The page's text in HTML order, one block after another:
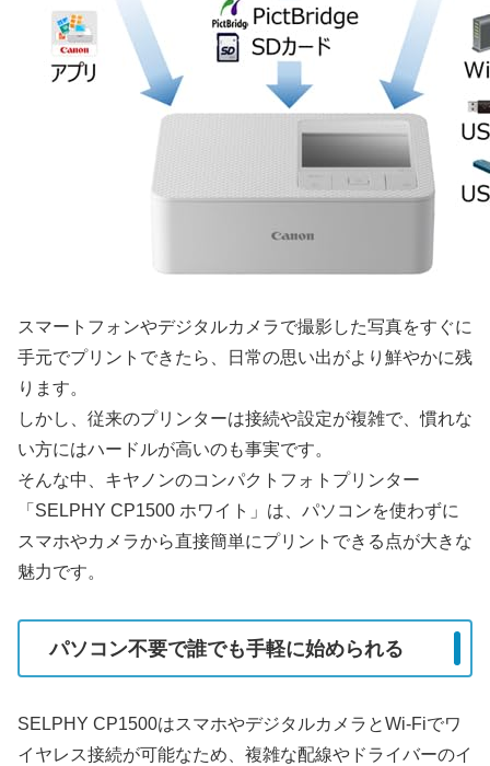
スマートフォンやデジタルカメラで撮影した写真をすぐに
手元でプリントできたら、日常の思い出がより鮮やかに残
ります。
しかし、従来のプリンターは接続や設定が複雑で、慣れな
い方にはハードルが高いのも事実です。
そんな中、キヤノンのコンパクトフォトプリンター
「SELPHY CP1500 ホワイト」は、パソコンを使わずに
スマホやカメラから直接簡単にプリントできる点が大きな
魅力です。
パソコン不要で誰でも手軽に始められる
SELPHY CP1500はスマホやデジタルカメラとWi-Fiでワ
イヤレス接続が可能なため、複雑な配線やドライバーのイ